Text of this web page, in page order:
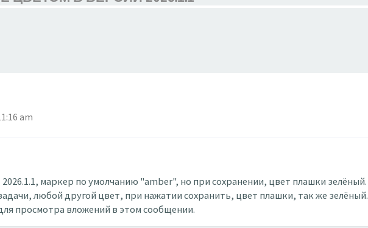
am
маркер по умолчанию "amber", но при сохранении, цвет плашки зелёный.
любой другой цвет, при нажатии сохранить, цвет плашки, так же зелёный.
просмотра вложений в этом сообщении.